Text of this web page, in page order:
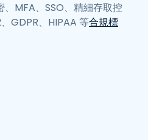
MFA、SSO、精細存取控
GDPR、HIPAA 等合規標